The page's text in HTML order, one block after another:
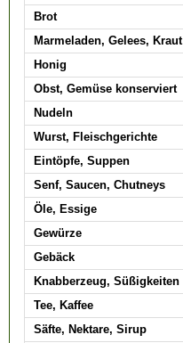
Brot
Marmeladen, Gelees, Kraut
Honig
Obst, Gemüse konserviert
Nudeln
Wurst, Fleischgerichte
Eintöpfe, Suppen
Senf, Saucen, Chutneys
Öle, Essige
Gewürze
Gebäck
Knabberzeug, Süßigkeiten
Tee, Kaffee
Säfte, Nektare, Sirup